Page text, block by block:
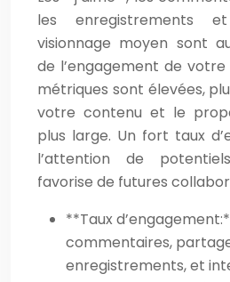
les enregistrements
visionnage moyen sont
de l’engagement de votre
métriques sont élevées,
votre contenu et le
plus large. Un fort taux
l’attention de
favorise de futures
**Taux
commentaires,
enregistrements, et